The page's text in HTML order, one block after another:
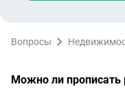
Вопросы
Можно ли прописать